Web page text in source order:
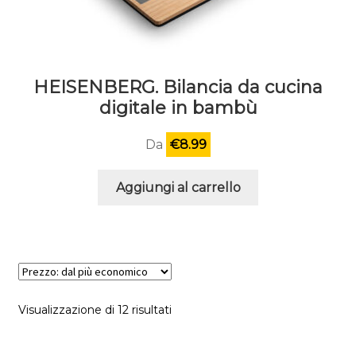
HEISENBERG. Bilancia da cucina
digitale in bambù
Da €8.99
Aggiungi al carrello
Visualizzazione di 12 risultatiPrezzo: